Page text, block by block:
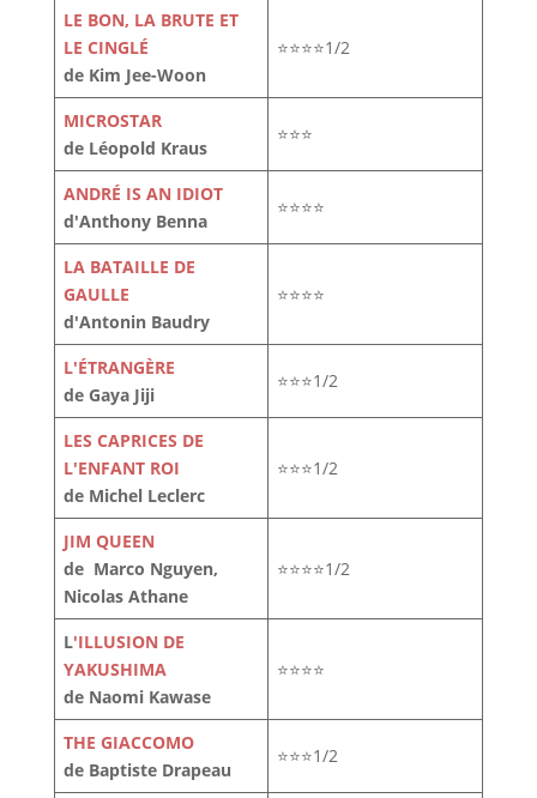
LE BON, LA BRUTE ET
LE CINGLÉ
de Kim Jee-Woon
⭐⭐⭐⭐1/2
MICROSTAR
de Léopold Kraus
⭐⭐⭐
ANDRÉ IS AN IDIOT
d'Anthony Benna
⭐⭐⭐⭐
LA BATAILLE DE
GAULLE
d'Antonin Baudry
⭐⭐⭐⭐
L'ÉTRANGÈRE
de Gaya Jiji
⭐⭐⭐1/2
LES CAPRICES DE
L'ENFANT ROI
de Michel Leclerc
⭐⭐⭐1/2
JIM QUEEN
de Marco Nguyen,
Nicolas Athane
⭐⭐⭐⭐1/2
L'ILLUSION DE
YAKUSHIMA
de Naomi Kawase
⭐⭐⭐⭐
THE GIACCOMO
de Baptiste Drapeau
⭐⭐⭐1/2